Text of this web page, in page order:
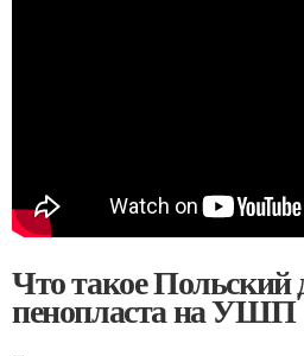
Что такое Польский
пенопласта на УШП